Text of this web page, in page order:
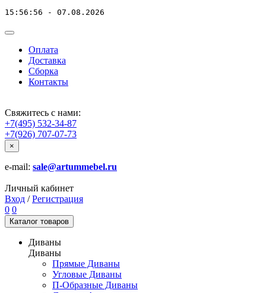
15:56:56 - 07.08.2026
Оплата
Доставка
Сборка
Контакты
Свяжитесь с нами:
+7(495) 532-34-87
+7(926) 707-07-73
×
e-mail: sale@artummebel.ru
Личный кабинет
Вход / Регистрация
0 0
Каталог товаров
Диваны
Диваны
Прямые Диваны
Угловые Диваны
П-Образные Диваны